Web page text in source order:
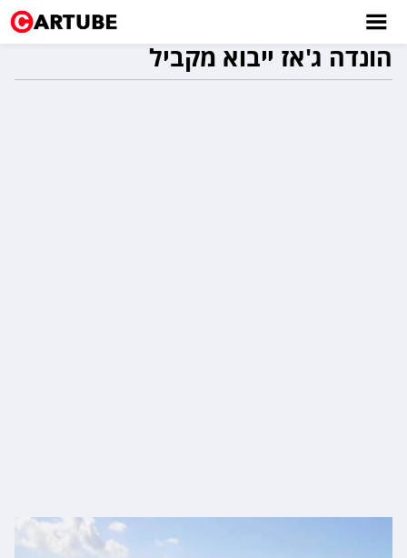
הונדה ג'אז ייבוא מקביל